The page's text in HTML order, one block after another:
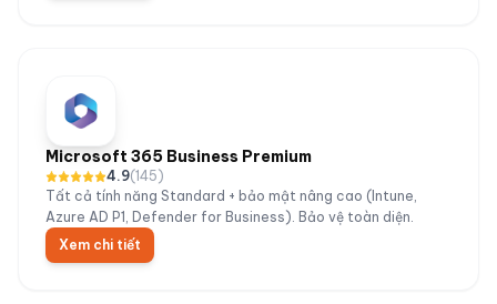
Microsoft 365 Business Premium
4.9(145)
Tất cả tính năng Standard + bảo mật nâng cao (Intune,
Azure AD P1, Defender for Business). Bảo vệ toàn diện.
Xem chi tiết